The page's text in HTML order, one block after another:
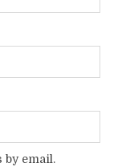
by email.